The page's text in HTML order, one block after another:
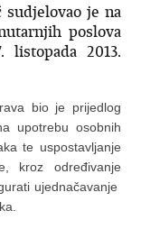
je na
poslova
2013.
bio je prijedlog
upotrebu osobnih
te uspostavljanje
kroz određivanje
ujednačavanje